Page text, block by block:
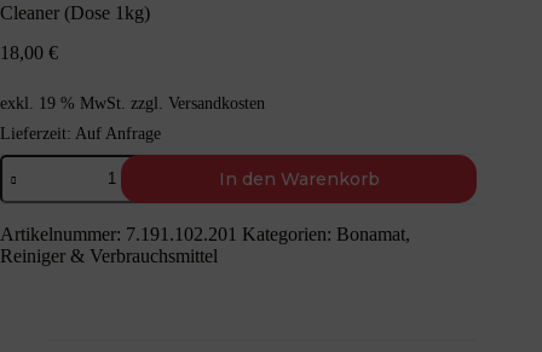
Cleaner (Dose 1kg)
18,00 €
exkl. 19 % MwSt. zzgl. Versandkosten
Lieferzeit: Auf Anfrage
Cleaner
(Dose
1kg)
Menge
In den Warenkorb
Artikelnummer: 7.191.102.201 Kategorien: Bonamat,
Reiniger & Verbrauchsmittel